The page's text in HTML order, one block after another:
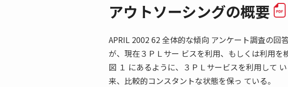
アウトソーシングの概要
APRIL 2002 62 全体的な傾向 アンケート調査の
が、現在３ＰＬサー ビスを利用、もしくは利用を
図 １ にあるように、３ＰＬサービスを利用して
来、比較的コンスタントな状態を保っ ている。